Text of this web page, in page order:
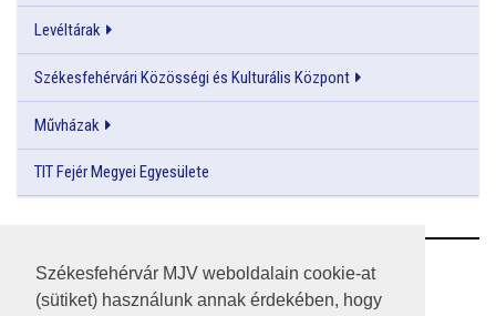
Székesfehérvár MJV weboldalain cookie-at
(sütiket) használunk annak érdekében, hogy
Levéltárak
Székesfehérvári Közösségi és Kulturális Központ
Művházak
TIT Fejér Megyei Egyesülete
RSS